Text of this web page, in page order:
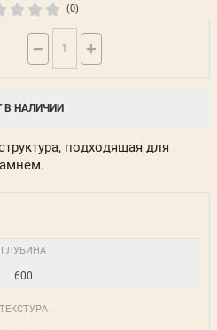
(0)
− +
В НАЛИЧИИ
подходящая для
ГЛУБИНА
600
ТЕКСТУРА